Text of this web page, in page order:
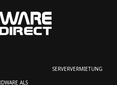
ALS
SERVERVERMIETUNG